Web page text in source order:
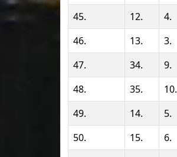
45.
12. 4.
46.
13. 3.
47.
34. 9.
48.
35. 10.
49.
14. 5.
50.
15. 6.